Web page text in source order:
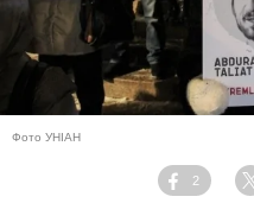
Фото УНІАН
Facebook
2